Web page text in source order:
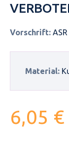
Vorschrift:
Material:
6,05 €